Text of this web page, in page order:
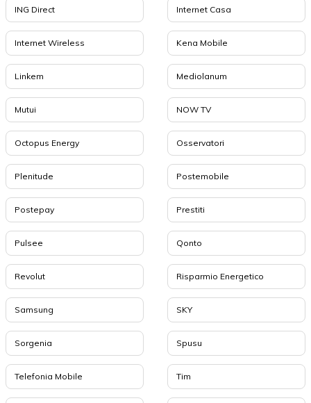
ING Direct Internet Casa
Internet Wireless Kena Mobile
Linkem Mediolanum
Mutui NOW TV
Octopus Energy Osservatori
Plenitude Postemobile
Postepay Prestiti
Pulsee Qonto
Revolut Risparmio Energetico
Samsung SKY
Sorgenia Spusu
Telefonia Mobile Tim